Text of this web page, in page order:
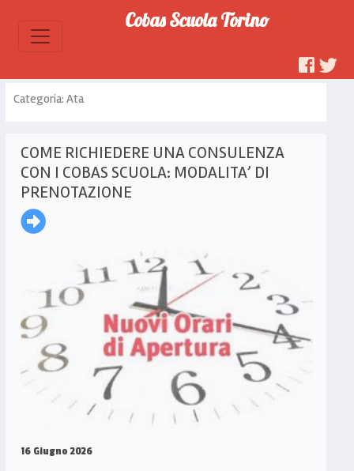
Cobas Scuola Torino
Categoria: Ata
COME RICHIEDERE UNA CONSULENZA
CON I COBAS SCUOLA: MODALITA’ DI
PRENOTAZIONE
16 Giugno 2026